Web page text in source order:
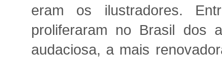
eram os ilustradores.
proliferaram no Brasil dos
audaciosa, a mais